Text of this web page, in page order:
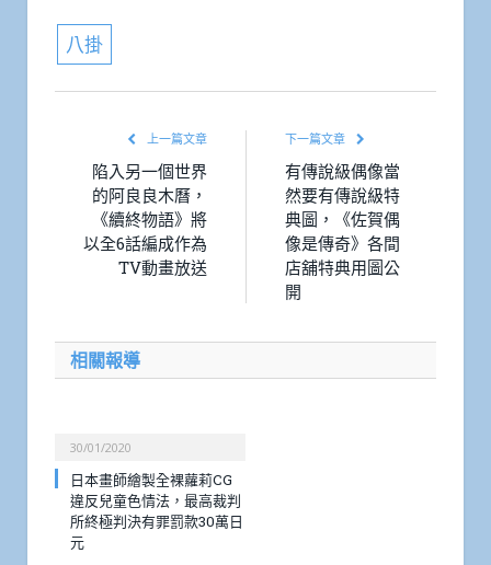
八掛
上一篇文章
陷入另一個世界
的阿良良木曆，
《續終物語》將
以全6話編成作為
TV動畫放送
下一篇文章
有傳說級偶像當
然要有傳說級特
典圖，《佐賀偶
像是傳奇》各間
店舖特典用圖公
開
相關報導
30/01/2020
日本畫師繪製全裸蘿莉CG
違反兒童色情法，最高裁判
所終極判決有罪罰款30萬日
元